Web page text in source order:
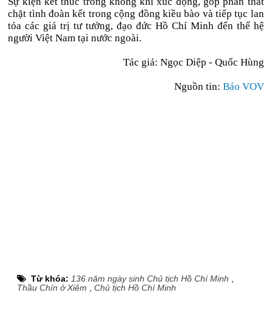
chặt tình đoàn kết trong cộng đồng kiều bào và tiếp tục lan
tỏa các giá trị tư tưởng, đạo đức Hồ Chí Minh đến thế hệ
người Việt Nam tại nước ngoài.
Tác giả: Ngọc Diệp - Quốc Hùng
Nguồn tin: Báo VOV
Từ khóa: 136 năm ngày sinh Chủ tịch Hồ Chí Minh
Thầu Chín ở Xiêm ,Chủ tịch Hồ Chí Minh